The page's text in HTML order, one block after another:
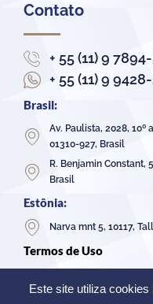
Este site utiliza
Contato
+ 55 (11) 9
+ 55 (11) 9
Brasil:
Av. Paulista, 2028, 10º
01310-927, Brasil
R. Benjamin Constant,
Brasil
Estônia:
Narva mnt 5, 10117,
Termos de Uso
Política de Privacidade